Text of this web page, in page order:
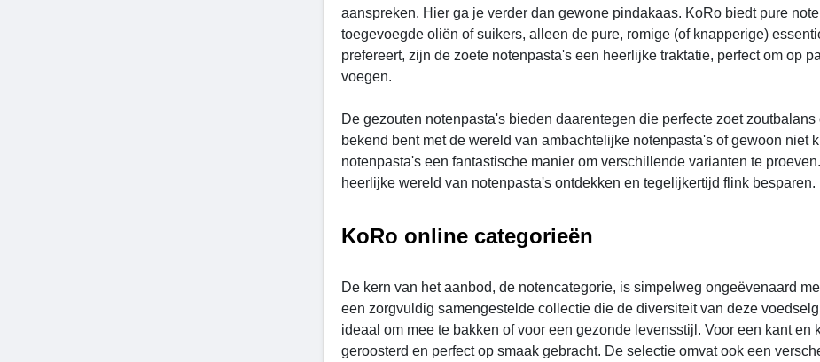
aanspreken. Hier ga je verder dan gewone pindakaas. KoRo biedt pure
toegevoegde oliën of suikers, alleen de pure, romige (of knapperige)
prefereert, zijn de zoete notenpasta's een heerlijke traktatie, perfect om op
voegen.
De gezouten notenpasta's bieden daarentegen die perfecte zoet
bekend bent met de wereld van ambachtelijke notenpasta's of gewoon niet
notenpasta's een fantastische manier om verschillende varianten te
heerlijke wereld van notenpasta's ontdekken en tegelijkertijd flink besparen.
KoRo online categorieën
De kern van het aanbod, de notencategorie, is simpelweg ongeëvenaard
een zorgvuldig samengestelde collectie die de diversiteit van deze
ideaal om mee te bakken of voor een gezonde levensstijl. Voor een kant
geroosterd en perfect op smaak gebracht. De selectie omvat ook een